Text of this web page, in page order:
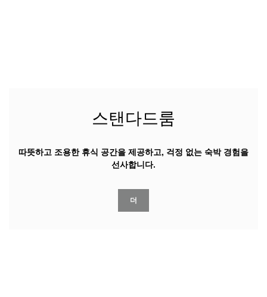
스탠다드룸
따뜻하고 조용한 휴식 공간을 제공하고, 걱정 없는 숙박 경험을
선사합니다.
더